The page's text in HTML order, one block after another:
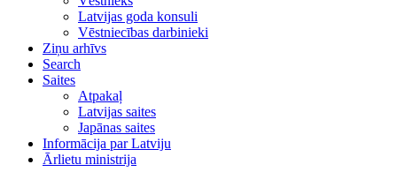
Latvijas goda konsuli
Vēstniecības darbinieki
Ziņu arhīvs
Search
Saites
Atpakaļ
Latvijas saites
Japānas saites
Informācija par Latviju
Ārlietu ministrija